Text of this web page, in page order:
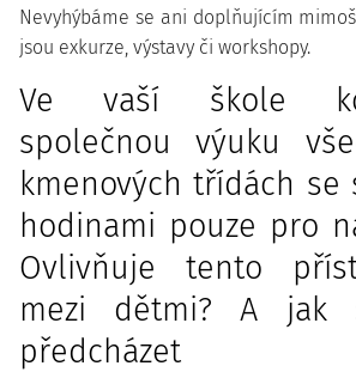
Nevyhýbáme se ani doplňujícím
jsou exkurze, výstavy či workshopy.
Ve vaší škole
společnou výuku
kmenových třídách se
hodinami pouze pro
Ovlivňuje tento
mezi dětmi? A jak
předcházet